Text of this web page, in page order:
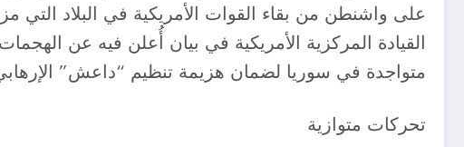
على واشنطن من بقاء القوات الأمريكية في البلاد
متواجدة في سوريا لضمان هزيمة تنظيم “داعش”
تحركات متوازية